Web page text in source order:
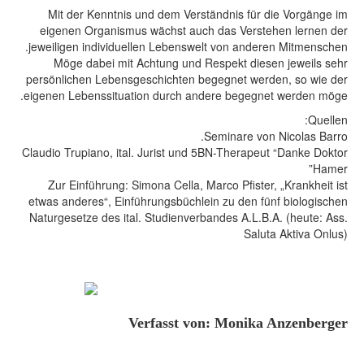
Mit der Kenntnis und dem Verständnis für die
eigenen Organismus wächst auch das Verstehen
jeweiligen individuellen Lebenswelt von anderen
Möge dabei mit Achtung und Respekt diesen
persönlichen Lebensgeschichten begegnet werden,
eigenen Lebenssituation durch andere begegnet
Seminare von
Claudio Trupiano, ital. Jurist und 5BN-Therapeut
Zur Einführung: Simona Cella, Marco Pfister,
etwas anderes“, Einführungsbüchlein zu den fünf
Naturgesetze des ital. Studienverbandes A.L.B.A.
Saluta
Verfasst von: Monika